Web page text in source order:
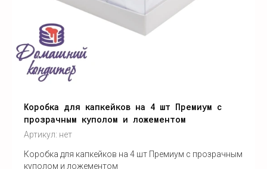
Коробка для капкейков на 4 шт Премиум с
прозрачным куполом и ложементом
Артикул: нет
Коробка для капкейков на 4 шт Премиум с прозрачным
куполом и ложементом